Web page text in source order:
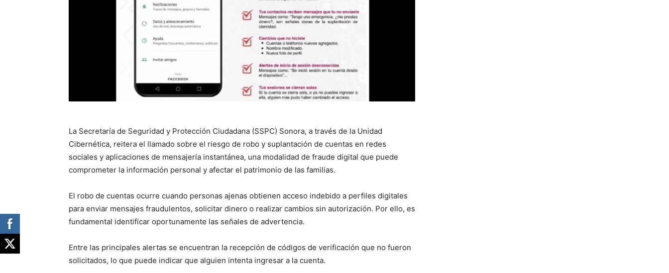
La Secretaría de Seguridad y Protección Ciudadana (SSPC) Sonora, a través de la Unidad
Cibernética, reitera el llamado sobre el riesgo de robo y suplantación de cuentas en redes
sociales y aplicaciones de mensajería instantánea, una modalidad de fraude digital que puede
comprometer la información personal y afectar el patrimonio de las familias.
El robo de cuentas ocurre cuando personas ajenas obtienen acceso indebido a perfiles digitales
para enviar mensajes fraudulentos, solicitar dinero o realizar cambios sin autorización. Por ello, es
fundamental identificar oportunamente las señales de advertencia.
Entre las principales alertas se encuentran la recepción de códigos de verificación que no fueron
solicitados, lo que puede indicar que alguien intenta ingresar a la cuenta.